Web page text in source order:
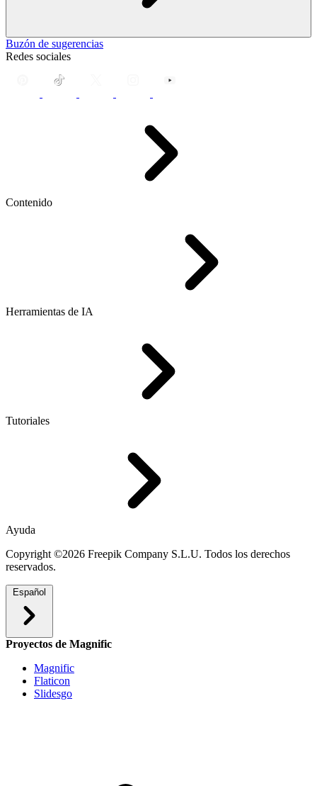
Buzón de sugerencias
Redes sociales
Contenido
Herramientas de IA
Tutoriales
Ayuda
Copyright ©2026 Freepik Company S.L.U. Todos los derechos
reservados.
Español
Proyectos de Magnific
Magnific
Flaticon
Slidesgo